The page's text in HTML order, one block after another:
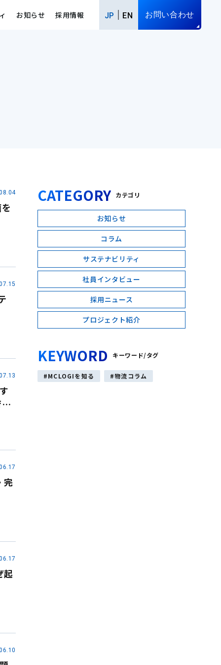
お知らせ 採用情報 JP EN お問い合わせ
完
起
CATEGORY カテゴリ
お知らせ
コラム
サステナビリティ
社員インタビュー
採用ニュース
プロジェクト紹介
KEYWORD キーワード/タグ
MCLOGIを知る 物流コラム